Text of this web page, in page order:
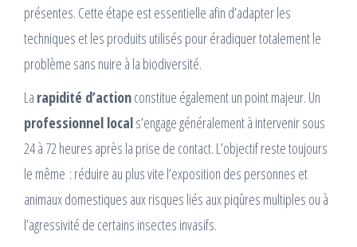
présentes. Cette étape est essentielle afin d’adapter les
techniques et les produits utilisés pour éradiquer totalement le
problème sans nuire à la biodiversité.
La rapidité d’actionconstitue également un point majeur. Un
professionnel locals’engage généralement à intervenir sous
24 à 72 heures après la prise de contact. L’objectif reste toujours
le même : réduire au plus vite l’exposition des personnes et
animaux domestiques aux risques liés aux piqûres multiples ou à
l’agressivité de certains insectes invasifs.